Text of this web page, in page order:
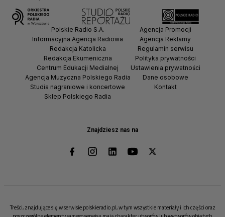
Znajdziesz nas na
Polskie Radio S.A.
Informacyjna Agencja Radiowa
Redakcja Katolicka
Redakcja Ekumeniczna
Centrum Edukacji Medialnej
Agencja Muzyczna Polskiego Radia
Studia nagraniowe i koncertowe
Sklep Polskiego Radia
Agencja Promocji
Agencja Reklamy
Regulamin serwisu
Polityka prywatności
Ustawienia prywatności
Dane osobowe
Kontakt
Treści, znajdujące się w serwisie polskieradio.pl, w tym wszystkie materiały i ich części oraz